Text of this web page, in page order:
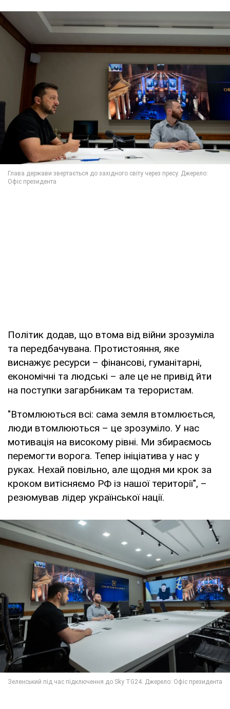
Політик додав, що втома від війни зрозуміла
та передбачувана. Протистояння, яке
виснажує ресурси – фінансові, гуманітарні,
економічні та людські – але це не привід йти
на поступки загарбникам та терористам.
"Втомлюються всі: сама земля втомлюється,
люди втомлюються – це зрозуміло. У нас
мотивація на високому рівні. Ми збираємось
перемогти ворога. Тепер ініціатива у нас у
руках. Нехай повільно, але щодня ми крок за
кроком витісняємо РФ із нашої території", –
резюмував лідер української нації.